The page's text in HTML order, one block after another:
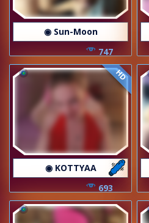
◉ Sun-Moon
747
HD
◉ KOTTYAA
693